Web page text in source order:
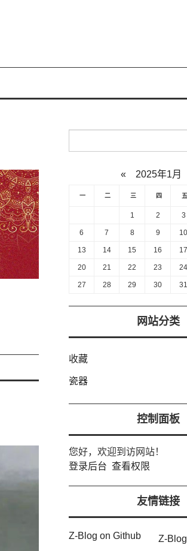
« 2025年1月
一 二 三 四 五
1 2 3
6 7 8 9 10
13 14 15 16 17
20 21 22 23 24
27 28 29 30 31
网站分类
收藏
瓷器
控制面板
您好，欢迎到访网站！
登录后台 查看权限
友情链接
Z-Blog on Github Z-